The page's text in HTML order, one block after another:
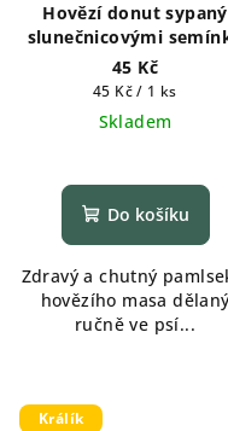
Hovězí donut sypaný
slunečnicovými
1ks
45 Kč
Měrná
cena:
45 Kč / 1 ks
Skladem
Do košíku
Zdravý a chutný
hovězího masa dělaný
ručně ve psí...
Králík